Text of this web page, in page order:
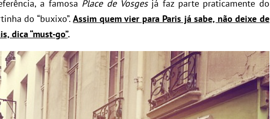
a famosa Place de Vosgesjá faz parte praticamente do
do “buxixo”.Assim quem vier para Paris já sabe, não deixe de
dica “must-go”.